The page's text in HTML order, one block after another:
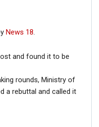
News 18
and found it to be
rounds, Ministry of
a rebuttal and called it